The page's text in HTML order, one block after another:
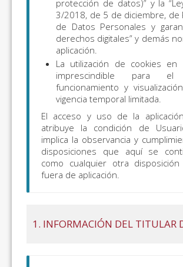
protección de datos)” y la
3/2018, de 5 de diciembre, de
de Datos Personales y
derechos digitales” y demás
aplicación.
La utilización de cookies en
imprescindible para el
funcionamiento y
vigencia temporal limitada.
El acceso y uso de la
atribuye la condición de
implica la observancia y
disposiciones que aquí se
como cualquier otra
fuera de aplicación.
1. INFORMACIÓN DEL TITULAR